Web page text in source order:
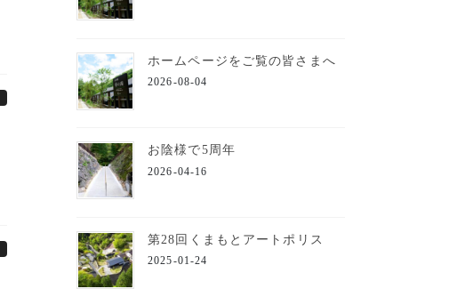
ホームページをご覧の皆さまへ
2026-08-04
お陰様で5周年
2026-04-16
第28回くまもとアートポリス
2025-01-24